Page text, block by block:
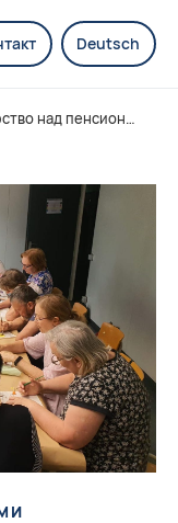
Deutsch
Шефство над пенсионерами-беженцами из Украины